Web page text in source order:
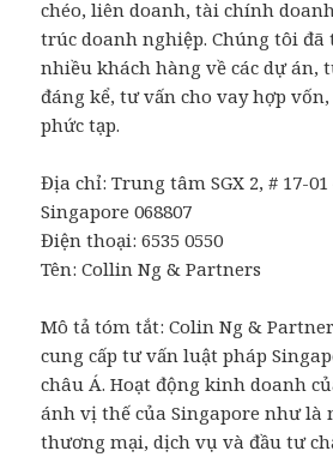
chéo, liên doanh, tài chính
trúc doanh nghiệp. Chúng tôi đã
nhiều khách hàng về các dự án,
đáng kể, tư vấn cho vay hợp
phức tạp.
Địa chỉ:Trung tâm SGX 2, # 17-
Singapore068807
Điện thoại: 6535 0550
Tên: Collin Ng & Partners
Mô tả tóm tắt: Colin Ng &
cung cấp tư vấn luật pháp
châu Á. Hoạt động kinh doanh
ánh vị thế của Singapore như
thương mại, dịch vụ và đầu tư